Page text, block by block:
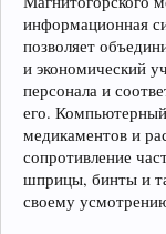
информационная
позволяет
и экономический
персонала и
его.
медикаментов и
сопротивление
шприцы, бинты и
своему